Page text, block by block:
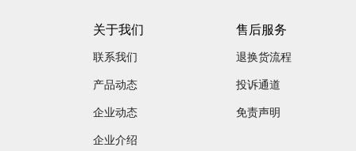
关于我们
联系我们
产品动态
企业动态
企业介绍
售后服务
退换货流程
投诉通道
免责声明